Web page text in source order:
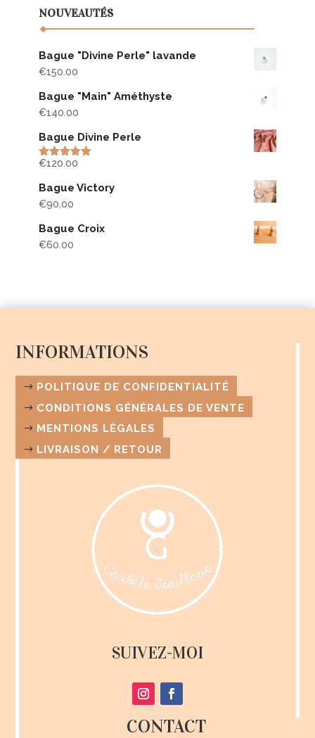
NOUVEAUTÉS
Bague "Divine Perle" lavande
€150.00
Bague "Main" Améthyste
€140.00
Bague Divine Perle
Rated5.00
€120.00
Bague Victory
€90.00
Bague Croix
€60.00
INFORMATIONS
POLITIQUE DE CONFIDENTIALITÉ
CONDITIONS GÉNÉRALES DE VENTE
MENTIONS LÉGALES
LIVRAISON / RETOUR
SUIVEZ-MOI
CONTACT